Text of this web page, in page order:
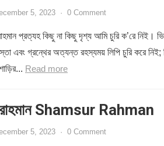
5, 2023 · 0 Comment
প্রত্যহ কিছু না কিছু দৃশ্য আমি চুরি ক’রে নিই।
এবং গ্রন্থের অত্যন্ত রহস্যময় লিপি চুরি করে নিই;
Read more
Shamsur Rahman
5, 2023 · 0 Comment